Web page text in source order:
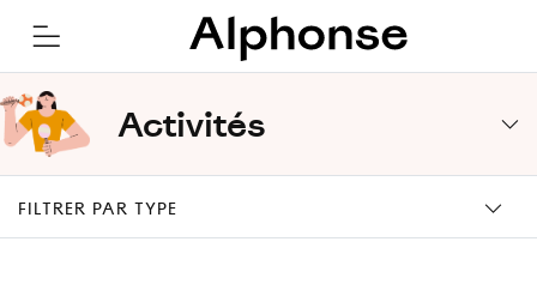
Activités
FILTRER PAR TYPE